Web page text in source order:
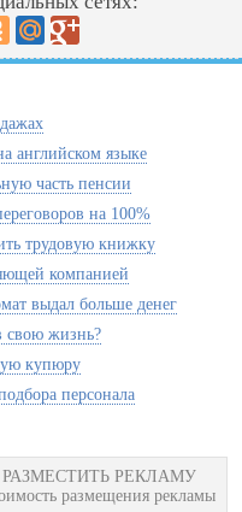
английском языке
часть пенсии
на 100%
трудовую книжку
компанией
выдал больше денег
свою жизнь?
купюру
персонала
РАЗМЕСТИТЬ РЕКЛАМУ
размещения рекламы